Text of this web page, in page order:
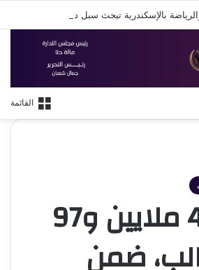
القائمة
فحص 4 ملايين و97
ضمن